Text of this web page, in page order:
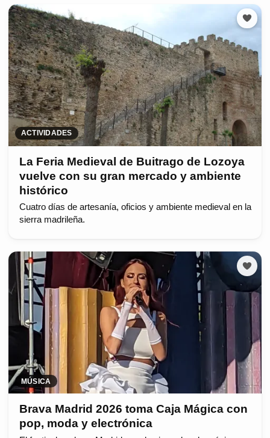
ACTIVIDADES
La Feria Medieval de Buitrago de Lozoya
vuelve con su gran mercado y ambiente
histórico
Cuatro días de artesanía, oficios y ambiente medieval en la
sierra madrileña.
MÚSICA
Brava Madrid 2026 toma Caja Mágica con
pop, moda y electrónica